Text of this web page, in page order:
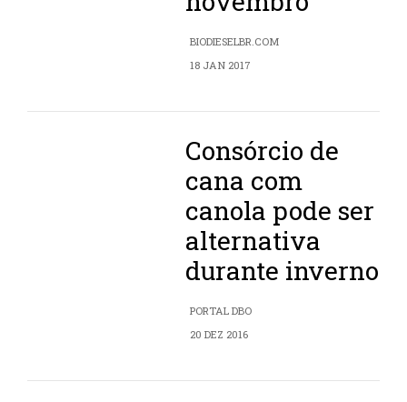
BIODIESELBR.COM
18 JAN 2017
Consórcio de
cana com
canola pode ser
alternativa
durante inverno
PORTAL DBO
20 DEZ 2016